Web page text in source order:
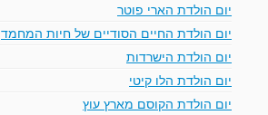
יום הולדת הארי פוטר
יום הולדת החיים הסודיים של חיות המחמד
יום הולדת הישרדות
יום הולדת הלו קיטי
יום הולדת הקוסם מארץ עוץ